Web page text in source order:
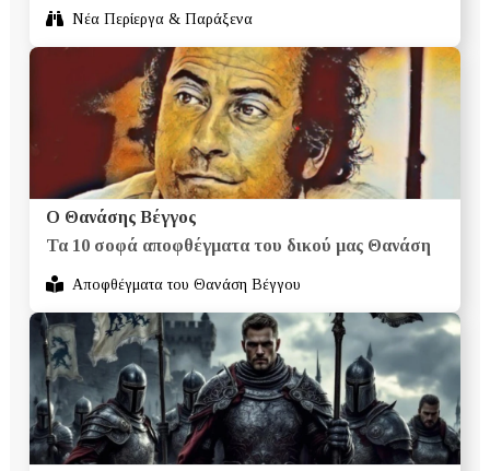
Νέα Περίεργα & Παράξενα
Ο Θανάσης Βέγγος
Τα 10 σοφά αποφθέγματα του δικού μας Θανάση
Αποφθέγματα του Θανάση Βέγγου